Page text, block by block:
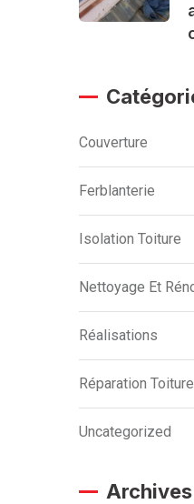
Couverture
Ferblanterie
Isolation Toiture
Nettoyage Et
Réalisations
Réparation Toiture
Uncategorized
Archives